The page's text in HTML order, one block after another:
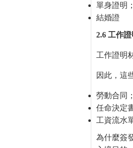
單身證明；
結婚證
2.6 工作
工作證明
因此，這
勞動合同；
任命決定
工資流水
為什麼簽